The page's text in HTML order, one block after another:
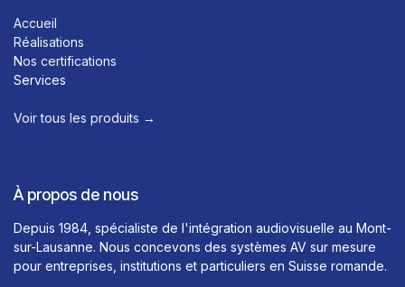
Accueil
Réalisations
Nos certifications
Services
Voir tous les produits →​
À propos de nous
Depuis 1984, spécialiste de l'intégration audiovisuelle au Mont-
sur-Lausanne. Nous concevons des systèmes AV sur mesure
pour entreprises, institutions et particuliers en Suisse romande.